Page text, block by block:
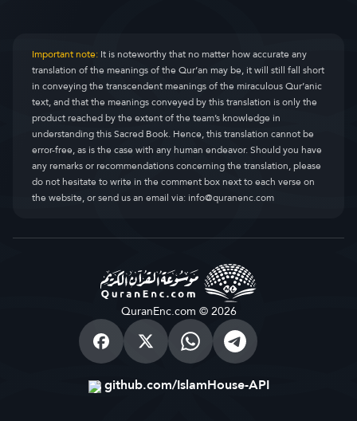
Important note:It is noteworthy that no matter how accurate any
translation of the meanings of the Qur’an may be, it will still fall short
in conveying the transcendent meanings of the miraculous Qur’anic
text, and that the meanings conveyed by this translation is only the
product reached by the extent of the team’s knowledge in
understanding this Sacred Book. Hence, this translation cannot be
error-free, as is the case with any human endeavor. Should you have
any remarks or recommendations concerning the translation, please
do not hesitate to write in the comment box next to each verse on
the website, or send us an email via:info@quranenc.com
QuranEnc.com © 2026
github.com/IslamHouse-API